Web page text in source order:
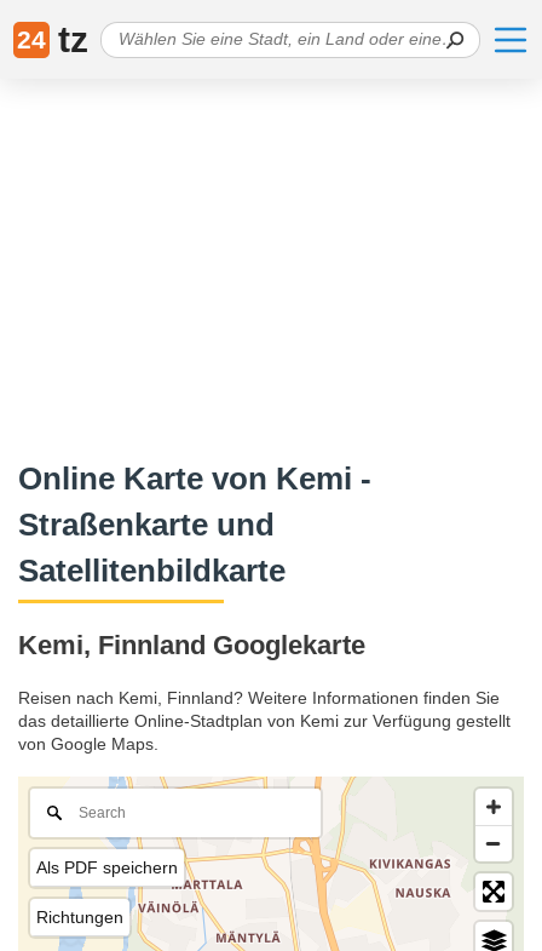
24 tz
Online Karte von Kemi -
Straßenkarte und
Satellitenbildkarte
Kemi, Finnland Googlekarte
Reisen nach Kemi, Finnland? Weitere Informationen finden Sie
das detaillierte Online-Stadtplan von Kemi zur Verfügung gestellt
von Google Maps.
Als PDF speichern
Richtungen